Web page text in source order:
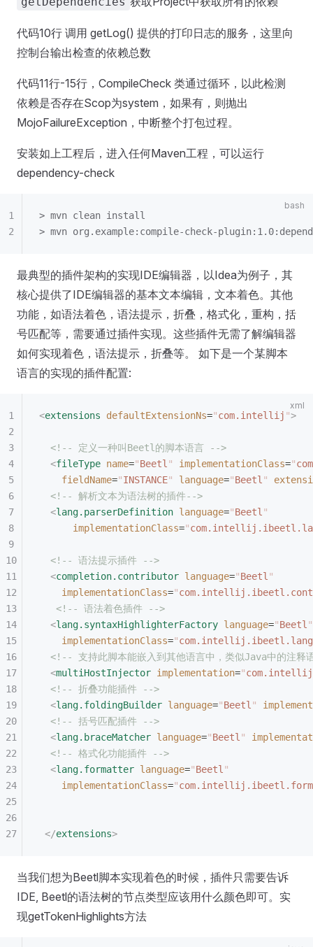
代码10行 调用 getLog() 提供的打印日志的服务，这里向
控制台输出检查的依赖总数
代码11行-15行，CompileCheck 类通过循环，以此检测
依赖是否存在Scop为system，如果有，则抛出
MojoFailureException，中断整个打包过程。
安装如上工程后，进入任何Maven工程，可以运行
dependency-check
> mvn clean install
> mvn org.example:compile-check-
最典型的插件架构的实现IDE编辑器，以Idea为例子，其
核心提供了IDE编辑器的基本文本编辑，文本着色。其他
功能，如语法着色，语法提示，折叠，格式化，重构，括
号匹配等，需要通过插件实现。这些插件无需了解编辑器
如何实现着色，语法提示，折叠等。 如下是一个某脚本
语言的实现的插件配置:
<extensions defaultExtensionNs="com.intellij ">
  <!-- 定义一种叫Beetl的脚本语言 -->
  <
fileType name="Beetl " implementationClass="
    fieldName
="INSTANCE" language="Beetl "
  <!-- 解析文本为语法树的插件-->
  <
lang.parserDefinition language="Beetl "
      implementationClass
="
  <!-- 语法提示插件 -->
  <
completion.contributor language="Beetl "
    implementationClass
="
   <!-- 语法着色插件 -->
  <
lang.syntaxHighlighterFactory language="Beetl "
    implementationClass
="
<!-- 支持此脚本能嵌入到其他语言中，类似Java中的注
  <
multiHostInjector implementation="
  <!-- 折叠功能插件 -->
  <
lang.foldingBuilder language="Beetl "
  <!-- 括号匹配插件 -->
  <
lang.braceMatcher language="Beetl "
  <!-- 格式化功能插件 -->
  <
lang.formatter language="Beetl "
    implementationClass
="
</extensions>
当我们想为Beetl脚本实现着色的时候，插件只需要告诉
IDE, Beetl的语法树的节点类型应该用什么颜色即可。实
现getTokenHighlights方法